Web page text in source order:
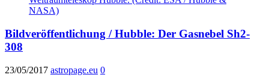
Bildveröffentlichung / Hubble: Der Gasnebel Sh2-
308
23/05/2017 astropage.eu 0